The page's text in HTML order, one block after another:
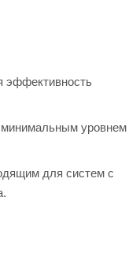
эффективность
минимальным уровнем
для систем с